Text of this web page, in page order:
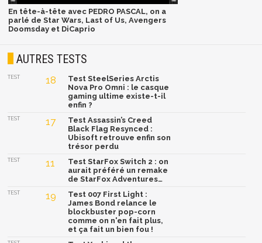
En tête-à-tête avec PEDRO PASCAL, on a
parlé de Star Wars, Last of Us, Avengers
Doomsday et DiCaprio
AUTRES TESTS
TEST 18
Test SteelSeries Arctis
Nova Pro Omni : le casque
gaming ultime existe-t-il
enfin ?
TEST 17
Test Assassin’s Creed
Black Flag Resynced :
Ubisoft retrouve enfin son
trésor perdu
TEST 11
Test StarFox Switch 2 : on
aurait préféré un remake
de StarFox Adventures…
TEST 19
Test 007 First Light :
James Bond relance le
blockbuster pop-corn
comme on n'en fait plus,
et ça fait un bien fou !